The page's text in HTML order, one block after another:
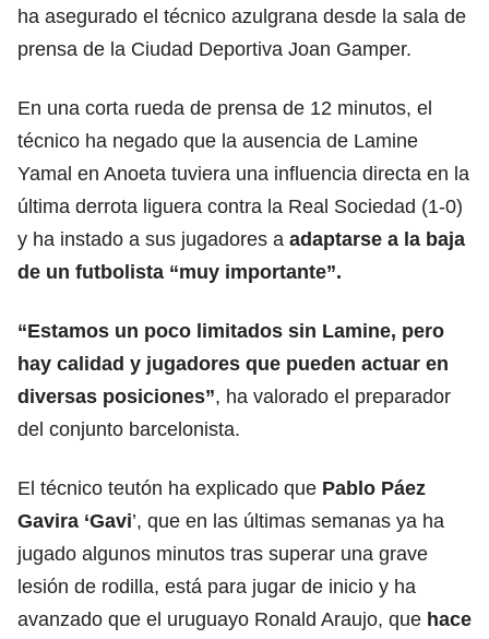
ha asegurado el técnico azulgrana desde la sala de
prensa de la Ciudad Deportiva Joan Gamper.
En una corta rueda de prensa de 12 minutos, el
técnico ha negado que la ausencia de Lamine
Yamal en Anoeta tuviera una influencia directa en la
última derrota liguera contra la Real Sociedad (1-0)
y ha instado a sus jugadores a adaptarse a la baja
de un futbolista “muy importante”.
“Estamos un poco limitados sin Lamine, pero
hay calidad y jugadores que pueden actuar en
diversas posiciones”, ha valorado el preparador
del conjunto barcelonista.
El técnico teutón ha explicado que Pablo Páez
Gavira ‘Gavi’, que en las últimas semanas ya ha
jugado algunos minutos tras superar una grave
lesión de rodilla, está para jugar de inicio y ha
avanzado que el uruguayo Ronald Araujo, que hace